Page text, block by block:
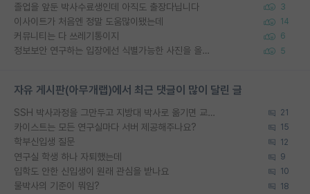
졸업을 앞둔 박사수료생인데 아직도 출장다닙니다 3
이사이트가 처음엔 정말 도움많이됐는데 14
커뮤니티는 다 쓰레기통이지 6
정보보안 연구하는 입장에선 식별가능한 사진을 올리는건 비추이긴함 5
자유 게시판(아무개랩)에서 최근 댓글이 많이 달린 글
SSH 박사과정을 그만두고 지방대 박사로 옮기면 교수의 꿈은 끝일까요? 21
카이스트는 모든 연구실마다 서버 제공해주나요? 15
학부신입생 질문 12
연구실 학생 하나 자퇴했는데 9
입학도 안한 신입생이 원래 관심을 받나요 10
물박사의 기준이 뭐임? 18